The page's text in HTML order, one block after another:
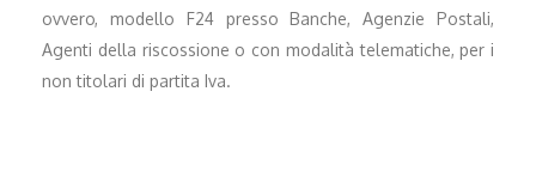
ovvero, modello F24 presso Banche, Agenzie Postali,
Agenti della riscossione o con modalità telematiche, per i
non titolari di partita Iva.